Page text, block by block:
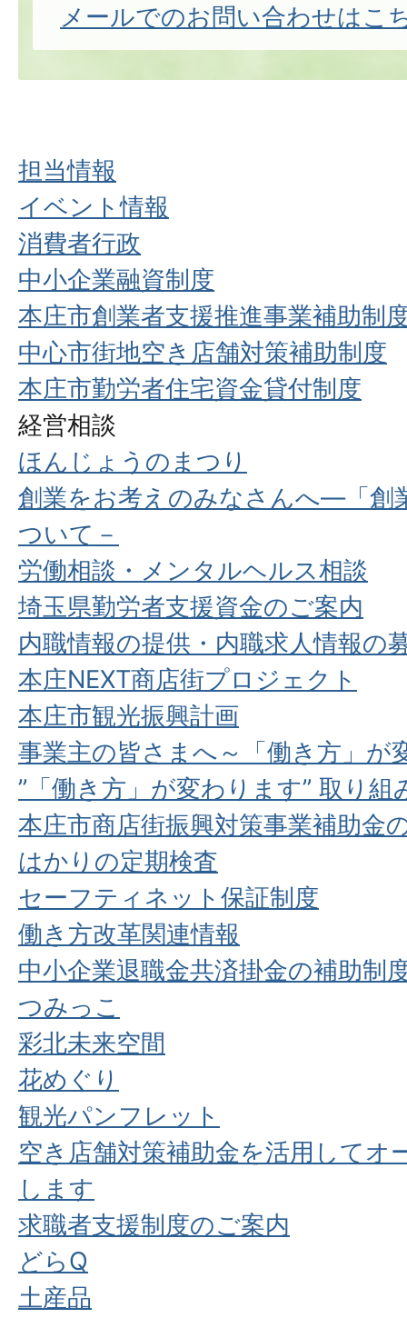
メールでのお問い合わせはこ
担当情報
イベント情報
消費者行政
中小企業融資制度
本庄市創業者支援推進事業補助制
中心市街地空き店舗対策補助制度
本庄市勤労者住宅資金貸付制度
経営相談
ほんじょうのまつり
創業をお考えのみなさんへ―「創
ついて－
労働相談・メンタルヘルス相談
埼玉県勤労者支援資金のご案内
内職情報の提供・内職求人情報の
本庄NEXT商店街プロジェクト
本庄市観光振興計画
事業主の皆さまへ～「働き方」が
”「働き方」が変わります” 取り
本庄市商店街振興対策事業補助金
はかりの定期検査
セーフティネット保証制度
働き方改革関連情報
中小企業退職金共済掛金の補助制
つみっこ
彩北未来空間
花めぐり
観光パンフレット
空き店舗対策補助金を活用してオ
します
求職者支援制度のご案内
どらQ
土産品